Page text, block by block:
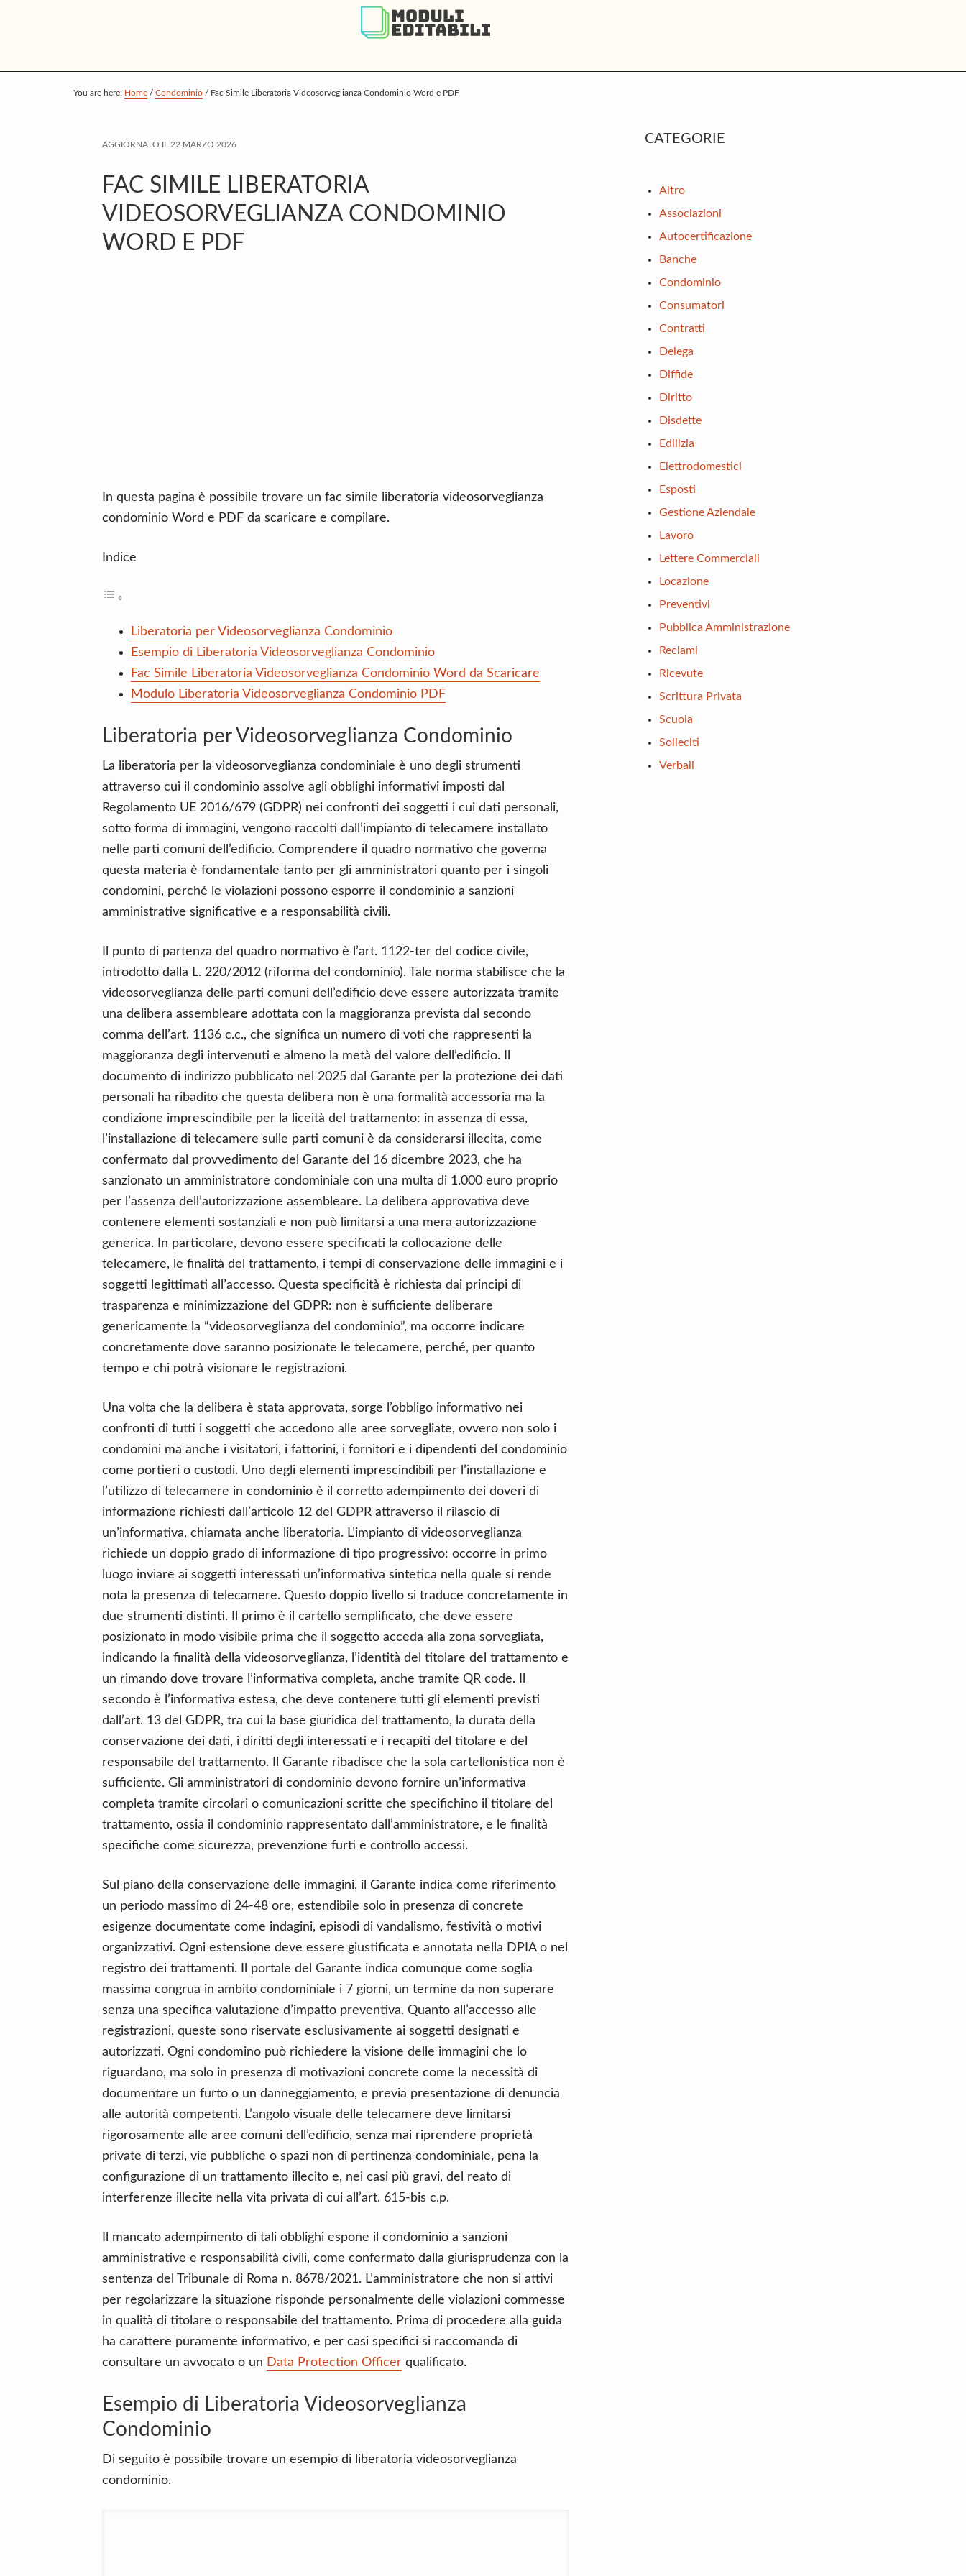
p
p
p
You are here: Home / Condominio / Fac Simile Liberatoria Videosorveglianza Condominio Word e PDF
AGGIORNATO IL 22 MARZO 2026
FAC SIMILE LIBERATORIA
VIDEOSORVEGLIANZA CONDOMINIO
WORD E PDF
In questa pagina è possibile trovare un fac simile liberatoria videosorveglianza
condominio Word e PDF da scaricare e compilare.
Indice
Liberatoria per Videosorveglianza Condominio
Esempio di Liberatoria Videosorveglianza Condominio
Fac Simile Liberatoria Videosorveglianza Condominio Word da Scaricare
Modulo Liberatoria Videosorveglianza Condominio PDF
Liberatoria per Videosorveglianza Condominio
La liberatoria per la videosorveglianza condominiale è uno degli strumenti
attraverso cui il condominio assolve agli obblighi informativi imposti dal
Regolamento UE 2016/679 (GDPR) nei confronti dei soggetti i cui dati personali,
sotto forma di immagini, vengono raccolti dall’impianto di telecamere installato
nelle parti comuni dell’edificio. Comprendere il quadro normativo che governa
questa materia è fondamentale tanto per gli amministratori quanto per i singoli
condomini, perché le violazioni possono esporre il condominio a sanzioni
amministrative significative e a responsabilità civili.
Il punto di partenza del quadro normativo è l’art. 1122-ter del codice civile,
introdotto dalla L. 220/2012 (riforma del condominio). Tale norma stabilisce che la
videosorveglianza delle parti comuni dell’edificio deve essere autorizzata tramite
una delibera assembleare adottata con la maggioranza prevista dal secondo
comma dell’art. 1136 c.c., che significa un numero di voti che rappresenti la
maggioranza degli intervenuti e almeno la metà del valore dell’edificio. Il
documento di indirizzo pubblicato nel 2025 dal Garante per la protezione dei dati
personali ha ribadito che questa delibera non è una formalità accessoria ma la
condizione imprescindibile per la liceità del trattamento: in assenza di essa,
l’installazione di telecamere sulle parti comuni è da considerarsi illecita, come
confermato dal provvedimento del Garante del 16 dicembre 2023, che ha
sanzionato un amministratore condominiale con una multa di 1.000 euro proprio
per l’assenza dell’autorizzazione assembleare. La delibera approvativa deve
contenere elementi sostanziali e non può limitarsi a una mera autorizzazione
generica. In particolare, devono essere specificati la collocazione delle
telecamere, le finalità del trattamento, i tempi di conservazione delle immagini e i
soggetti legittimati all’accesso. Questa specificità è richiesta dai principi di
trasparenza e minimizzazione del GDPR: non è sufficiente deliberare
genericamente la “videosorveglianza del condominio”, ma occorre indicare
concretamente dove saranno posizionate le telecamere, perché, per quanto
tempo e chi potrà visionare le registrazioni.
Una volta che la delibera è stata approvata, sorge l’obbligo informativo nei
confronti di tutti i soggetti che accedono alle aree sorvegliate, ovvero non solo i
condomini ma anche i visitatori, i fattorini, i fornitori e i dipendenti del condominio
come portieri o custodi. Uno degli elementi imprescindibili per l’installazione e
l’utilizzo di telecamere in condominio è il corretto adempimento dei doveri di
informazione richiesti dall’articolo 12 del GDPR attraverso il rilascio di
un’informativa, chiamata anche liberatoria. L’impianto di videosorveglianza
richiede un doppio grado di informazione di tipo progressivo: occorre in primo
luogo inviare ai soggetti interessati un’informativa sintetica nella quale si rende
nota la presenza di telecamere. Questo doppio livello si traduce concretamente in
due strumenti distinti. Il primo è il cartello semplificato, che deve essere
posizionato in modo visibile prima che il soggetto acceda alla zona sorvegliata,
indicando la finalità della videosorveglianza, l’identità del titolare del trattamento e
un rimando dove trovare l’informativa completa, anche tramite QR code. Il
secondo è l’informativa estesa, che deve contenere tutti gli elementi previsti
dall’art. 13 del GDPR, tra cui la base giuridica del trattamento, la durata della
conservazione dei dati, i diritti degli interessati e i recapiti del titolare e del
responsabile del trattamento. Il Garante ribadisce che la sola cartellonistica non è
sufficiente. Gli amministratori di condominio devono fornire un’informativa
completa tramite circolari o comunicazioni scritte che specifichino il titolare del
trattamento, ossia il condominio rappresentato dall’amministratore, e le finalità
specifiche come sicurezza, prevenzione furti e controllo accessi.
Sul piano della conservazione delle immagini, il Garante indica come riferimento
un periodo massimo di 24-48 ore, estendibile solo in presenza di concrete
esigenze documentate come indagini, episodi di vandalismo, festività o motivi
organizzativi. Ogni estensione deve essere giustificata e annotata nella DPIA o nel
registro dei trattamenti. Il portale del Garante indica comunque come soglia
massima congrua in ambito condominiale i 7 giorni, un termine da non superare
senza una specifica valutazione d’impatto preventiva. Quanto all’accesso alle
registrazioni, queste sono riservate esclusivamente ai soggetti designati e
autorizzati. Ogni condomino può richiedere la visione delle immagini che lo
riguardano, ma solo in presenza di motivazioni concrete come la necessità di
documentare un furto o un danneggiamento, e previa presentazione di denuncia
alle autorità competenti. L’angolo visuale delle telecamere deve limitarsi
rigorosamente alle aree comuni dell’edificio, senza mai riprendere proprietà
private di terzi, vie pubbliche o spazi non di pertinenza condominiale, pena la
configurazione di un trattamento illecito e, nei casi più gravi, del reato di
interferenze illecite nella vita privata di cui all’art. 615-bis c.p.
Il mancato adempimento di tali obblighi espone il condominio a sanzioni
amministrative e responsabilità civili, come confermato dalla giurisprudenza con la
sentenza del Tribunale di Roma n. 8678/2021. L’amministratore che non si attivi
per regolarizzare la situazione risponde personalmente delle violazioni commesse
in qualità di titolare o responsabile del trattamento. Prima di procedere alla guida
ha carattere puramente informativo, e per casi specifici si raccomanda di
consultare un avvocato o un Data Protection Officer qualificato.
Esempio di Liberatoria Videosorveglianza
Condominio
Di seguito è possibile trovare un esempio di liberatoria videosorveglianza
condominio.
Primary
CATEGORIE
Altro
Associazioni
Autocertificazione
Banche
Condominio
Consumatori
Contratti
Delega
Diffide
Diritto
Disdette
Edilizia
Elettrodomestici
Esposti
Gestione Aziendale
Lavoro
Lettere Commerciali
Locazione
Preventivi
Pubblica Amministrazione
Reclami
Ricevute
Scrittura Privata
Scuola
Solleciti
Verbali